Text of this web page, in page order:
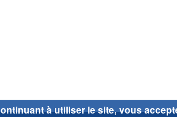
à utiliser le site, vous